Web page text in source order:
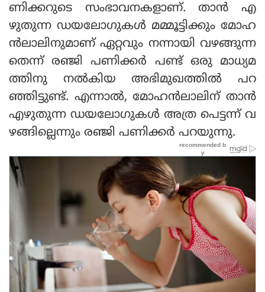
ണിക്കറുടെ സംഭാവനകളാണ്. താന്‍ എ
ഴുതുന്ന ഡയലോഗുകള്‍ മമ്മൂട്ടിക്കും മോഹ
ന്‍ലാലിനുമാണ് ഏറ്റവും നന്നായി വഴങ്ങുന്ന
തെന്ന് രഞ്ജി പണിക്കര്‍ പണ്ട് ഒരു മാധ്യമ
ത്തിനു നല്‍കിയ അഭിമുഖത്തില്‍ പറ
ഞ്ഞിട്ടുണ്ട്. എന്നാല്‍, മോഹന്‍ലാലിന് താന്‍
എഴുതുന്ന ഡയലോഗുകള്‍ അത്ര പെട്ടന്ന് വ
ഴങ്ങില്ലെന്നും രഞ്ജി പണിക്കര്‍ പറയുന്നു.